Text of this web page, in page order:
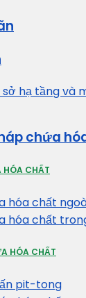
sở hạ tầng và
chứa
HÓA CHẤT
hóa chất
hóa chất
HÓA CHẤT
pit-tong